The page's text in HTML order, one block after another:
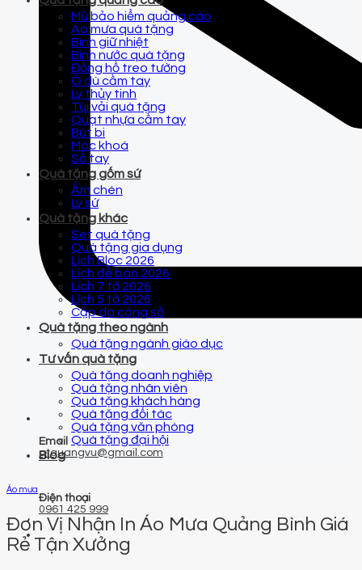
Email
qtquangvu@gmail.com
Điện thoại
0961 425 999
Mũ bảo hiểm quảng cáo
Áo mưa quà tặng
Bình giữ nhiệt
Bình nước quà tặng
Đồng hồ treo tường
Ô dù cầm tay
Ly thủy tinh
Túi vải quà tặng
Quạt nhựa cầm tay
Bút bi
Móc khoá
Sổ tay
Quà tặng gốm sứ
Ấm chén
Ly sứ
Quà tặng khác
Set quà tặng
Quà tặng gia dụng
Lịch Bloc 2026
Lịch để bàn 2026
Lịch 7 tờ 2026
Lịch 5 tờ 2026
Cặp da công sở
Quà tặng theo ngành
Quà tặng ngành giáo dục
Tư vấn quà tặng
Quà tặng doanh nghiệp
Quà tặng nhân viên
Quà tặng khách hàng
Quà tặng đối tác
Quà tặng văn phòng
Quà tặng đại hội
Blog
Áo mưa
Đơn Vị Nhận In Áo Mưa Quảng Bình Giá
Rẻ Tận Xưởng